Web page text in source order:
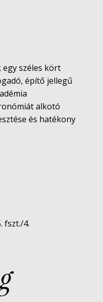
egy széles kört
építő jellegű
alkotó
és hatékony
fszt./4.